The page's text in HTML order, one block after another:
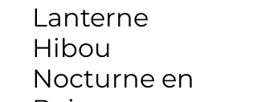
Lanterne
Hibou
Nocturne en